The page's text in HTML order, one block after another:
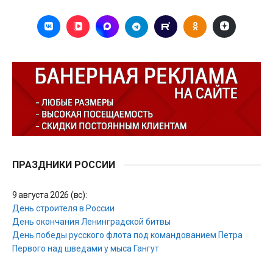
ПРАЗДНИКИ РОССИИ
9 августа 2026 (вс):
День строителя в России
День окончания Ленинградской битвы
День победы русского флота под командованием Петра
Первого над шведами у мыса Гангут